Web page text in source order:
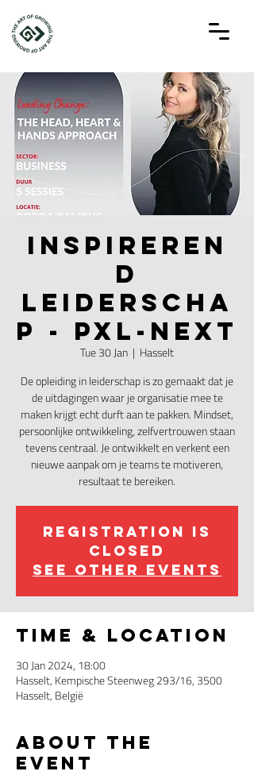
Inspireren
d
leiderscha
p - PXL-NEXT
Tue 30 Jan
  |
Hasselt
De opleiding in leiderschap is zo gemaakt dat je
de uitdagingen waar je organisatie mee te
maken krijgt echt durft aan te pakken. Mindset,
persoonlijke ontwikkeling, zelfvertrouwen staan
tevens centraal. Je ontwikkelt en verkent een
nieuwe aanpak om je teams te motiveren,
resultaat te bereiken.
Registration is
closed
See other events
Time & Location
30 Jan 2024, 18:00
Hasselt, Kempische Steenweg 293/16, 3500
Hasselt, België
About the
event